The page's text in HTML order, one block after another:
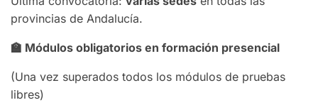
provincias de Andalucía.
🏫 Módulos obligatorios en formación presencial
(Una vez superados todos los módulos de pruebas
libres)